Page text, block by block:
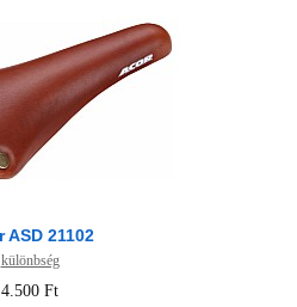
ASD 21102
különbség
4.500 Ft